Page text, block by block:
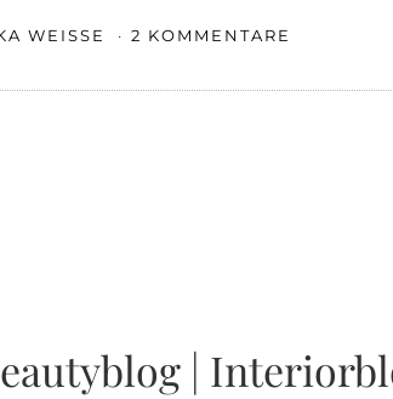
WEISSE 2 KOMMENTARE
|